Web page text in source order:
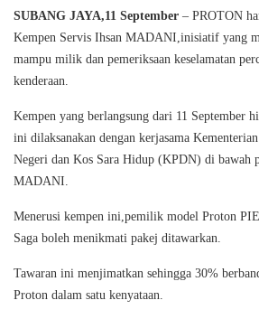
SUBANG JAYA,11 September – PROTON
Kempen Servis Ihsan MADANI,inisiatif yang
mampu milik dan pemeriksaan keselamatan
kenderaan.
Kempen yang berlangsung dari 11 September
ini dilaksanakan dengan kerjasama
Negeri dan Kos Sara Hidup (KPDN) di bawah
MADANI.
Menerusi kempen ini,pemilik model Proton
Saga boleh menikmati pakej ditawarkan.
Tawaran ini menjimatkan sehingga 30%
Proton dalam satu kenyataan.